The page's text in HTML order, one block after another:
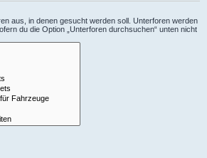
aus, in denen gesucht werden soll. Unterforen werden
du die Option „Unterforen durchsuchen“ unten nicht